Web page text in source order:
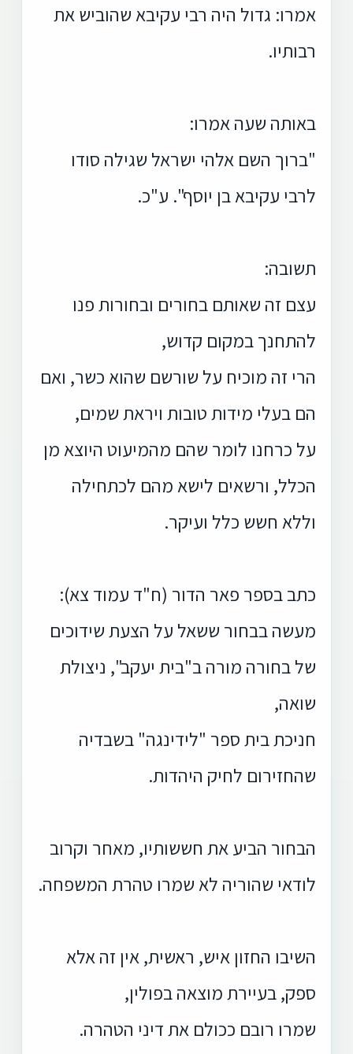
אמרו: גדול היה רבי עקיבא שהוביש את
רבותיו.
באותה שעה אמרו:
"ברוך השם אלהי ישראל שגילה סודו
לרבי עקיבא בן יוסף". ע"כ.
תשובה:
עצם זה שאותם בחורים ובחורות פנו
להתחנך במקום קדוש,
הרי זה מוכיח על שורשם שהוא כשר, ואם
הם בעלי מידות טובות ויראת שמים,
על כרחנו לומר שהם מהמיעוט היוצא מן
הכלל, ורשאים לישא מהם לכתחילה
וללא חשש כלל ועיקר.
כתב בספר פאר הדור (ח"ד עמוד צא):
מעשה בבחור ששאל על הצעת שידוכים
של בחורה מורה ב"בית יעקב", ניצולת
שואה,
חניכת בית ספר "לידינגה" בשבדיה
שהחזירום לחיק היהדות.
הבחור הביע את חששותיו, מאחר וקרוב
לודאי שהוריה לא שמרו טהרת המשפחה.
השיבו החזון איש, ראשית, אין זה אלא
ספק, בעיירת מוצאה בפולין,
שמרו רובם ככולם את דיני הטהרה.